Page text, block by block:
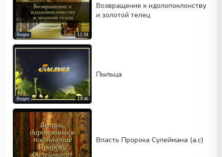
11:34
Видео
Возвращение к идолопоклонству
и золотой телец
13:36
Видео
Пыльца
Власть Пророка Сулеймана (а.с)